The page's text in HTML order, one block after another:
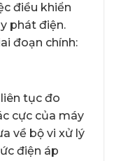
điều khiển
phát điện.
đoạn chính:
tục đo
cực của máy
về bộ vi xử lý
điện áp